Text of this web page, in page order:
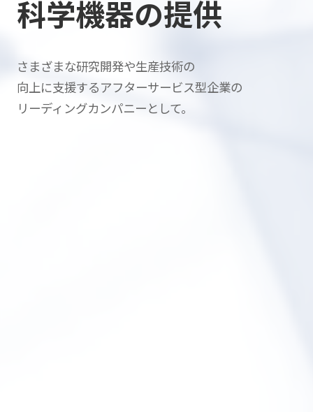
科学機器の提供
さまざまな研究開発や生産技術の
向上に支援するアフターサービス型企業の
リーディングカンパニーとして。